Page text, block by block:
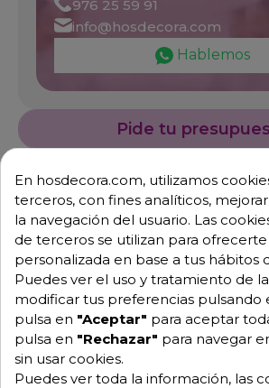
976 25 59 91
info@hosdecora.com
Hablemos
Pide tu
Descripción Detalles de
Dosificador de jabón 06-
En hosdecora.com, utilizamos
terceros, con fines analíticos,
la navegación del usuario. Las
de terceros se utilizan para
personalizada en base a tus hábitos
Puedes ver el uso y tratamiento de
modificar tus preferencias pulsando
pulsa en "Aceptar" para aceptar
pulsa en "Rechazar" para navegar
sin usar cookies.
Puedes ver toda la información, las